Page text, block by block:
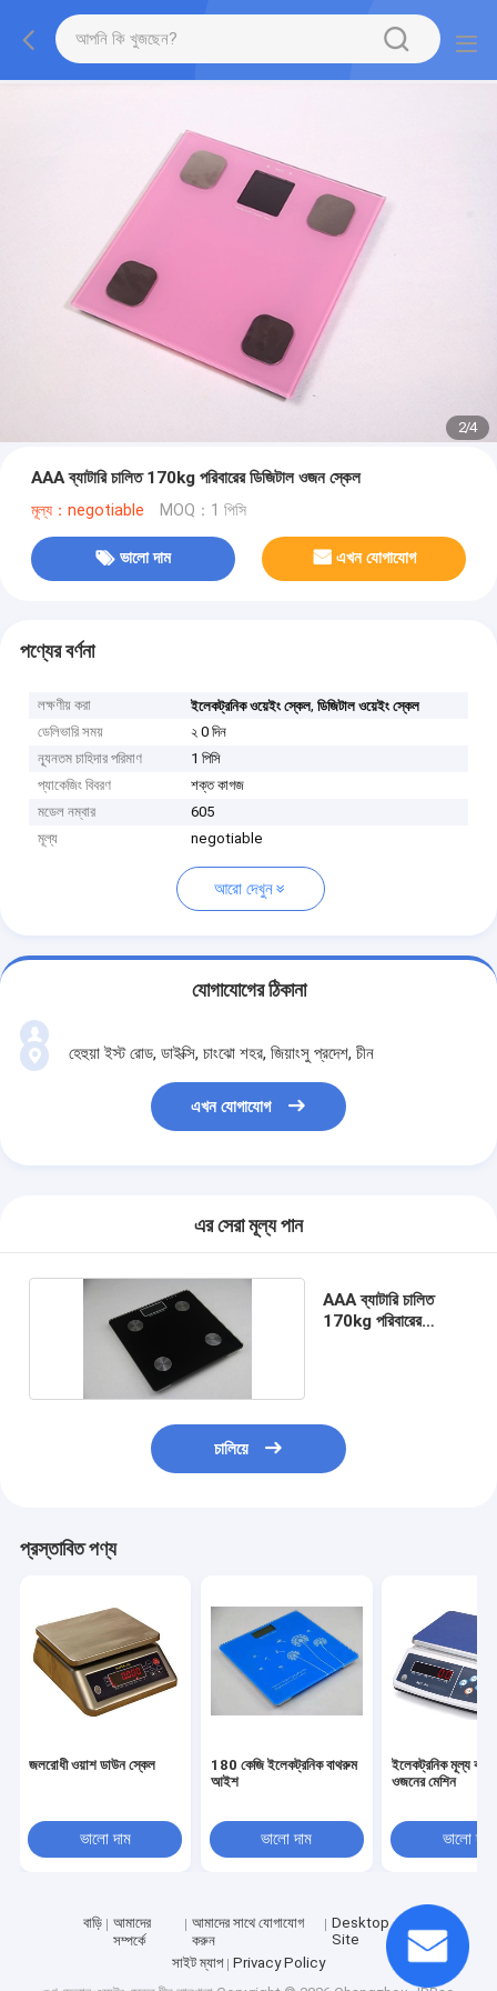
2/4
AAA ব্যাটারি চালিত 170kg পরিবারের ডিজিটাল ওজন স্কেল
মূল্য：negotiable MOQ：1 পিসি
ভালো দাম এখন যোগাযোগ
পণ্যের বর্ণনা
লক্ষণীয় করা ইলেকট্রনিক ওয়েইং স্কেল,ডিজিটাল ওয়েইং স্কেল
ডেলিভারি সময়
২ 0 দিন
ন্যূনতম চাহিদার পরিমাণ
1 পিসি
প্যাকেজিং বিবরণ
শক্ত কাগজ
মডেল নম্বার
605
মূল্য
negotiable
আরো দেখুন
যোগাযোগের ঠিকানা
হেহুয়া ইস্ট রোড, ডাইক্সি, চাংঝো শহর, জিয়াংসু প্রদেশ, চীন
এখন যোগাযোগ
এর সেরা মূল্য পান
AAA ব্যাটারি চালিত
170kg পরিবারের
চালিয়ে
প্রস্তাবিত পণ্য
জলরোধী ওয়াশ ডাউন স্কেল
ভালো দাম
180 কেজি ইলেকট্রনিক বাথরুম
আইশ
ভালো দাম
ইলেকট্রনিক মূল্য
ওজনের মেশিন
ভালো দাম
বাড়ি
আমাদের
সম্পর্কে
আমাদের সাথে যোগাযোগ
করুন
Desktop
Site
সাইট ম্যাপ
Privacy Policy